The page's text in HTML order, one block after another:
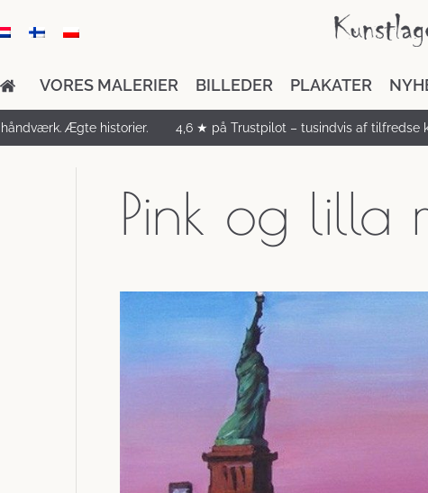
VORES MALERIER BILLEDER PLAKATER
Ægte historier. 4,6 ★ på Trustpilot – tusindvis af tilfredse
Pink og lilla